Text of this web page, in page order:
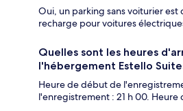
Oui, un parking sans voiturier
recharge pour voitures
Quelles sont les heures
l'hébergement Estello
Heure de début de
l'enregistrement : 21 h 00. Heure